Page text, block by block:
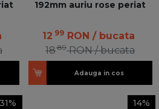
192mm auriu rose periat
12 99 RON / bucata
1889 RON / bucata
Adauga in cos
31% 14%